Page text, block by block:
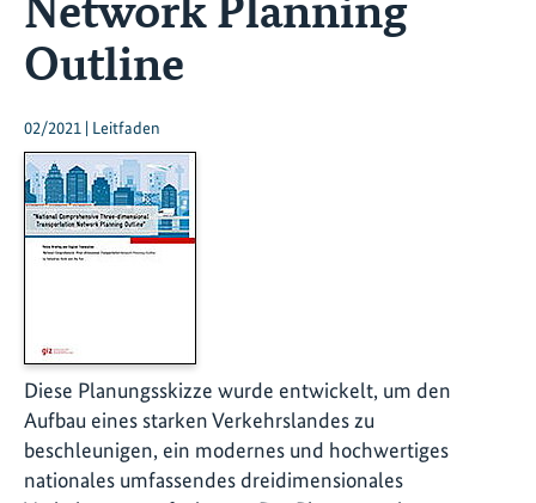
Outline
02/2021 | Leitfaden
Diese Planungsskizze wurde entwickelt, um den
Aufbau eines starken Verkehrslandes zu
beschleunigen, ein modernes und hochwertiges
nationales umfassendes dreidimensionales